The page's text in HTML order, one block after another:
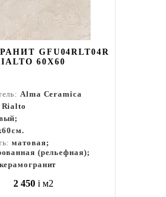
GFU04RLT04R
60Х60
Alma Ceramica
Rialto
матовая;
(рельефная);
керамогранит
2 450 i м2